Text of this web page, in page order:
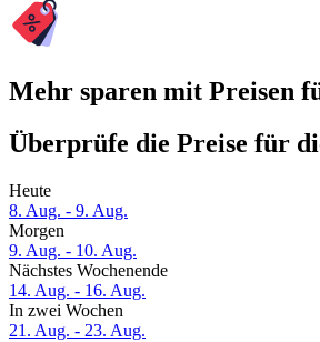
Mehr sparen mit Preisen
Überprüfe die Preise für
Heute
8. Aug. - 9. Aug.
Morgen
9. Aug. - 10. Aug.
Nächstes Wochenende
14. Aug. - 16. Aug.
In zwei Wochen
21. Aug. - 23. Aug.